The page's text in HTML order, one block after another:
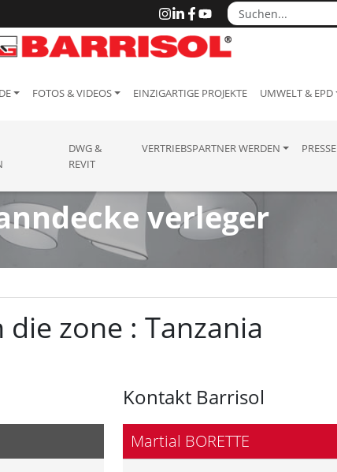
FOTOS & VIDEOS EINZIGARTIGE PROJEKTE UMWELT & EPD
DWG &
REVIT
VERTRIEBSPARTNER WERDEN PRESSE
verleger
zone : Tanzania
Kontakt Barrisol
Martial BORETTE